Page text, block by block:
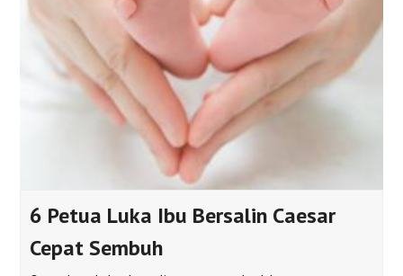
6 Petua Luka Ibu Bersalin Caesar
Cepat Sembuh